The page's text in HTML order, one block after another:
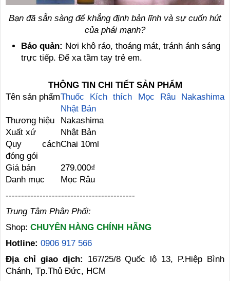
Bạn đã sẵn sàng để khẳng định bản lĩnh và sự cuốn hút
của phái mạnh?
Bảo quản: Nơi khô ráo, thoáng mát, tránh ánh sáng
trực tiếp. Để xa tầm tay trẻ em.
THÔNG TIN CHI TIẾT SẢN PHẨM
Tên sản phẩmThuốc Kích thích Mọc Râu Nakashima
Nhật Bản
Thương hiệu
Nakashima
Xuất xứ
Nhật Bản
Quy cách
đóng gói
Chai 10ml
Giá bán
279.000₫
Danh mục
Mọc Râu
------------------------------------------
Trung Tâm Phân Phối:
Shop: CHUYÊN HÀNG CHÍNH HÃNG
Hotline: 0906 917 566
Địa chỉ giao dịch: 167/25/8 Quốc lộ 13, P.Hiệp Bình
Chánh, Tp.Thủ Đức, HCM